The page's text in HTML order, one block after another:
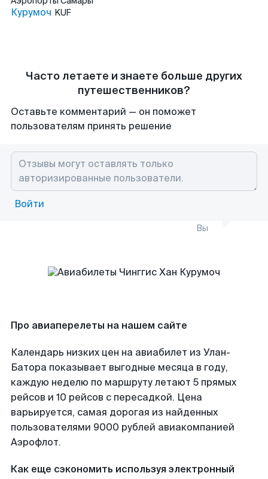
Курумоч KUF
Часто летаете и знаете больше других
путешественников?
Оставьте комментарий — он поможет
пользователям принять решение
Войти
Вы
Про авиаперелеты на нашем сайте
Календарь низких цен на авиабилет из Улан-
Батора показывает выгодные месяца в году,
каждую неделю по маршруту летают 5 прямых
рейсов и 10 рейсов с пересадкой. Цена
варьируется, самая дорогая из найденных
пользователями 9000 рублей авиакомпанией
Аэрофлот.
Как еще сэкономить используя электронный